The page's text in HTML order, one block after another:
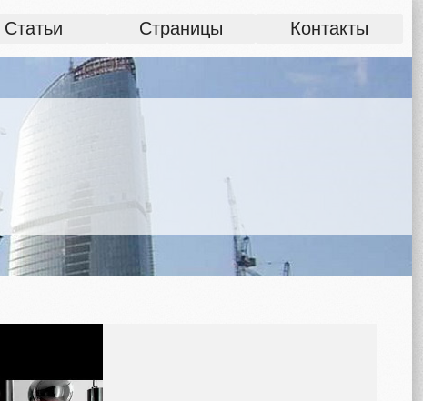
Статьи Страницы Контакты